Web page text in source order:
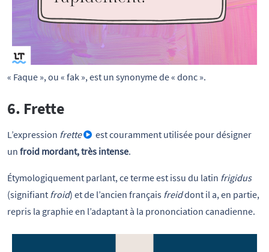
« Faque », ou « fak », est un synonyme de « donc ».
6. Frette
L’expression frette
est couramment utilisée pour désigner
un froid mordant, très intense.
Étymologiquement parlant, ce terme est issu du latin frigidus
(signifiant froid) et de l’ancien français freiddont il a, en partie,
repris la graphie en l’adaptant à la prononciation canadienne.